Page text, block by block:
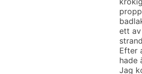
ett
Efter
hade
Jag